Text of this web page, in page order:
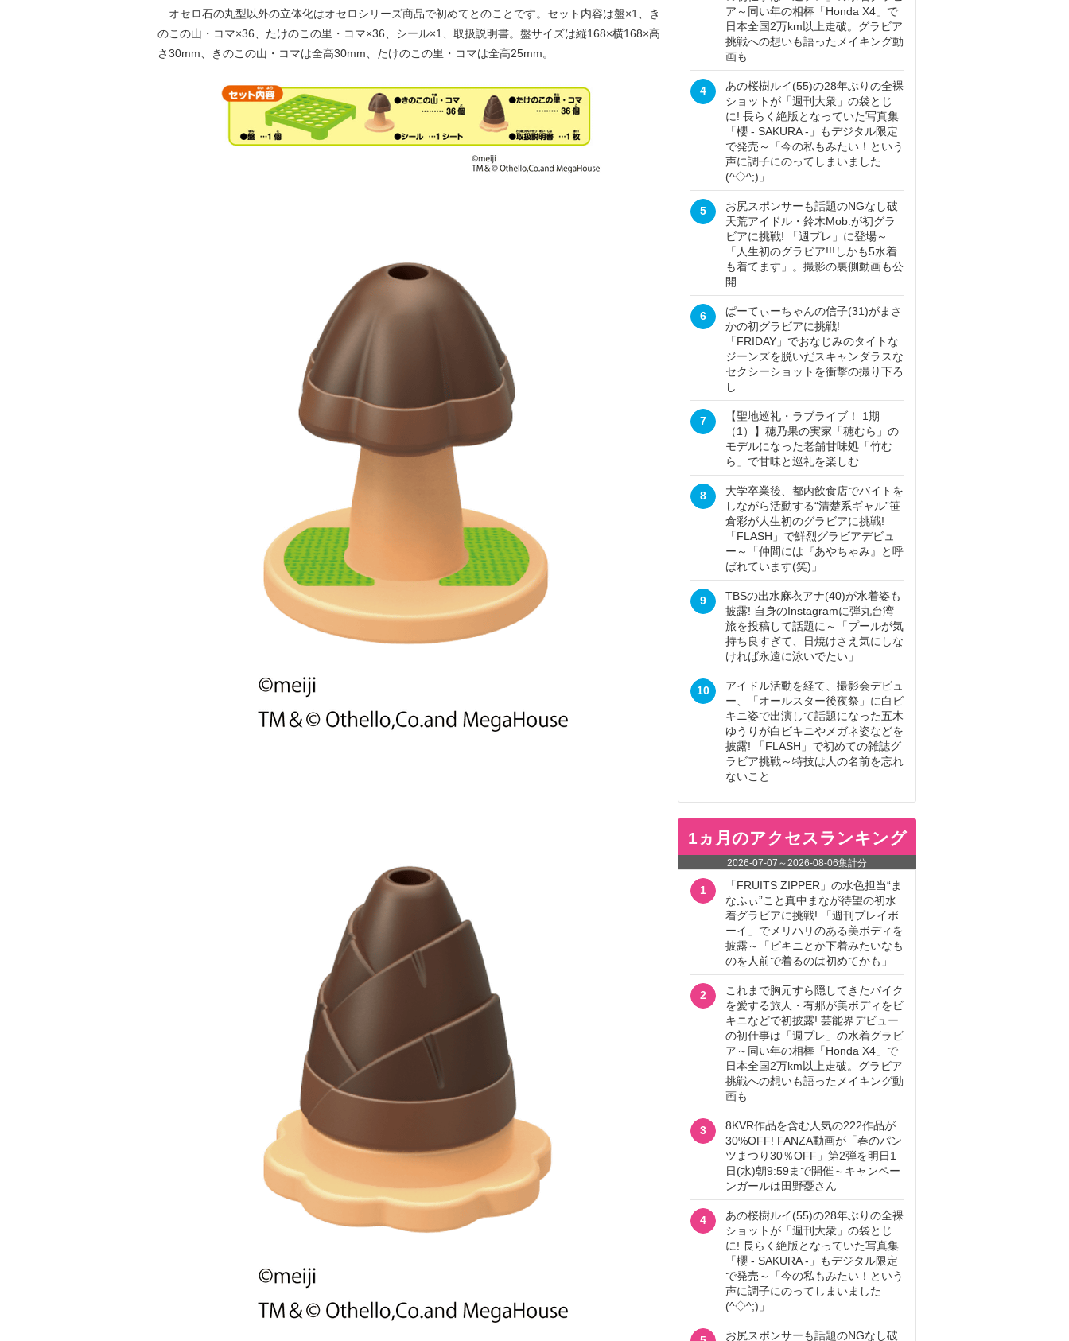
オセロ石の丸型以外の立体化はオセロシリーズ商品で初めてとのことです。セット内容は盤×1、き
のこの山・コマ×36、たけのこの里・コマ×36、シール×1、取扱説明書。盤サイズは縦168×横168×高
さ30mm、きのこの山・コマは全高30mm、たけのこの里・コマは全高25mm。
ア～同い年の相棒「Honda X4」で
日本全国2万km以上走破。グラビア
挑戦への想いも語ったメイキング動
画も
4
あの桜樹ルイ(55)の28年ぶりの全裸
ショットが「週刊大衆」の袋とじ
に! 長らく絶版となっていた写真集
「櫻 - SAKURA -」もデジタル限定
で発売～「今の私もみたい！という
声に調子にのってしまいました
(^◇^;)」
5
お尻スポンサーも話題のNGなし破
天荒アイドル・鈴木Mob.が初グラ
ビアに挑戦! 「週プレ」に登場～
「人生初のグラビア!!!しかも5水着
も着てます」。撮影の裏側動画も公
開
6
ぱーてぃーちゃんの信子(31)がまさ
かの初グラビアに挑戦!
「FRIDAY」でおなじみのタイトな
ジーンズを脱いだスキャンダラスな
セクシーショットを衝撃の撮り下ろ
し
7
【聖地巡礼・ラブライブ！ 1期
（1）】穂乃果の実家「穂むら」の
モデルになった老舗甘味処「竹む
ら」で甘味と巡礼を楽しむ
8
大学卒業後、都内飲食店でバイトを
しながら活動する“清楚系ギャル”笹
倉彩が人生初のグラビアに挑戦!
「FLASH」で鮮烈グラビアデビュ
ー～「仲間には『あやちゃみ』と呼
ばれています(笑)」
9
TBSの出水麻衣アナ(40)が水着姿も
披露! 自身のInstagramに弾丸台湾
旅を投稿して話題に～「プールが気
持ち良すぎて、日焼けさえ気にしな
ければ永遠に泳いでたい」
10
アイドル活動を経て、撮影会デビュ
ー、「オールスター後夜祭」に白ビ
キニ姿で出演して話題になった五木
ゆうりが白ビキニやメガネ姿などを
披露! 「FLASH」で初めての雑誌グ
ラビア挑戦～特技は人の名前を忘れ
ないこと
1ヵ月のアクセスランキング
2026-07-07 ～2026-08-06集計分
1
「FRUITS ZIPPER」の水色担当“ま
なふぃ”こと真中まなが待望の初水
着グラビアに挑戦! 「週刊プレイボ
ーイ」でメリハリのある美ボディを
披露～「ビキニとか下着みたいなも
のを人前で着るのは初めてかも」
2
これまで胸元すら隠してきたバイク
を愛する旅人・有那が美ボディをビ
キニなどで初披露! 芸能界デビュー
の初仕事は「週プレ」の水着グラビ
ア～同い年の相棒「Honda X4」で
日本全国2万km以上走破。グラビア
挑戦への想いも語ったメイキング動
画も
3
8KVR作品を含む人気の222作品が
30%OFF! FANZA動画が「春のパン
ツまつり30％OFF」第2弾を明日1
日(水)朝9:59まで開催～キャンペー
ンガールは田野憂さん
4
あの桜樹ルイ(55)の28年ぶりの全裸
ショットが「週刊大衆」の袋とじ
に! 長らく絶版となっていた写真集
「櫻 - SAKURA -」もデジタル限定
で発売～「今の私もみたい！という
声に調子にのってしまいました
(^◇^;)」
お尻スポンサーも話題のNGなし破